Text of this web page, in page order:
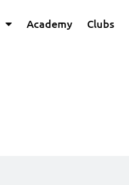
Academy Clubs